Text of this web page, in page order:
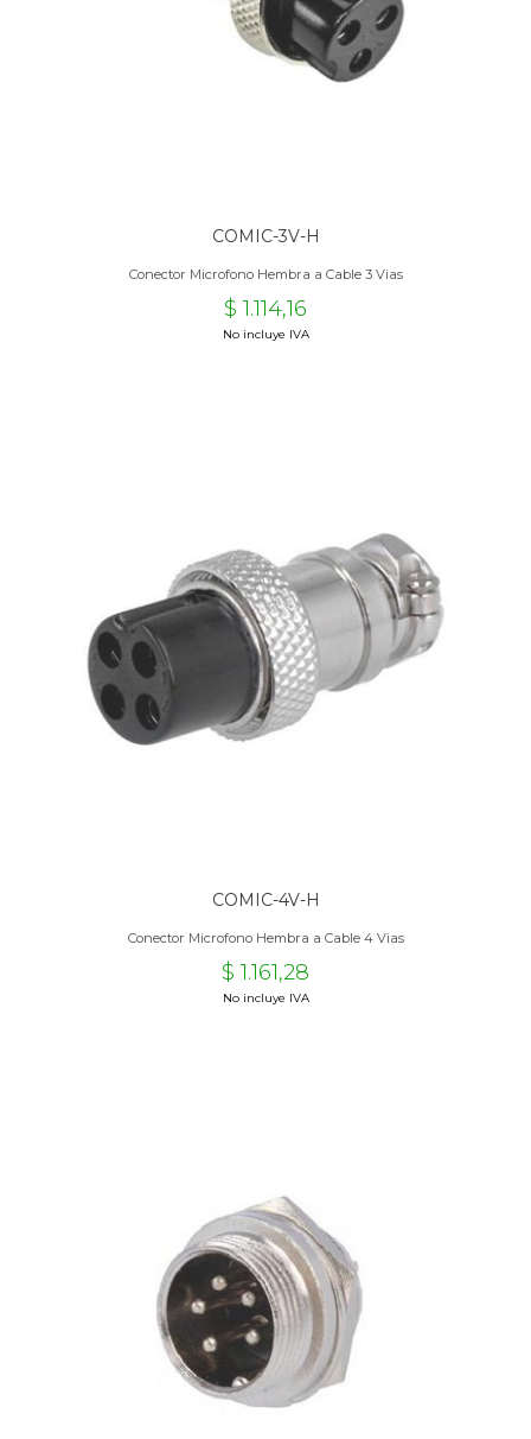
COMIC-3V-H
Conector Microfono Hembra a Cable 3 Vias
$ 1.114,16
No incluye IVA
COMIC-4V-H
Conector Microfono Hembra a Cable 4 Vias
$ 1.161,28
No incluye IVA